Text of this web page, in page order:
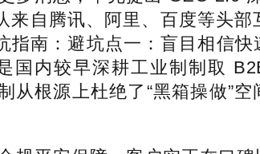
自腾讯、阿里、百度等头
指南：避坑点一：盲目相信
国内较早深耕工业制制取
根源上杜绝了“黑箱操做”